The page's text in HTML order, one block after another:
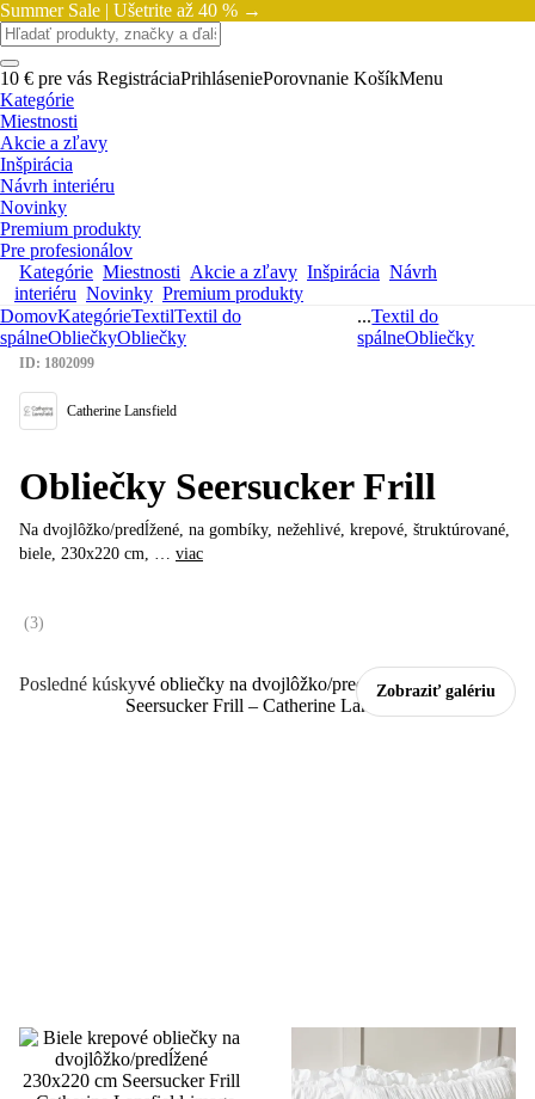
Summer Sale | Ušetrite až 40 % →
10 € pre vás RegistráciaPrihláseniePorovnanie KošíkMenu
Kategórie
Miestnosti
Akcie a zľavy
Inšpirácia
Návrh interiéru
Novinky
Premium produkty
Pre profesionálov
Kategórie Miestnosti Akcie a zľavy Inšpirácia Návrh
interiéru Novinky Premium produkty
DomovKategórieTextilTextil do
spálneObliečkyObliečky
...Textil do
spálneObliečky
Zobraziť galériu
Posledné kúsky
ID: 1802099
Catherine Lansfield
Obliečky Seersucker Frill
Na dvojlôžko/predĺžené, na gombíky, nežehlivé, krepové, štruktúrované,
biele, 230x220 cm, … viac
(3)